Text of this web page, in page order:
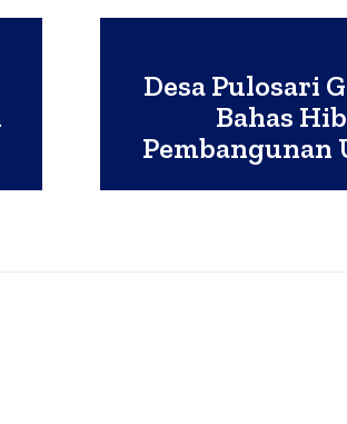
Desa Pulosari
Bahas
Pembangunan